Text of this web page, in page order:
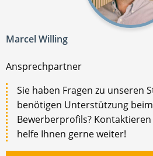
Marcel Willing
Ansprechpartner
Sie haben Fragen zu unseren
benötigen Unterstützung
Bewerberprofils?
helfe Ihnen gerne weiter!